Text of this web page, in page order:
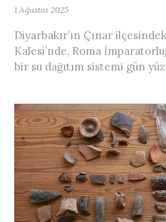
1 Ağustos 2025
Diyarbakır’ın Çınar
Kalesi’nde, Roma
bir su dağıtım sistemi gün